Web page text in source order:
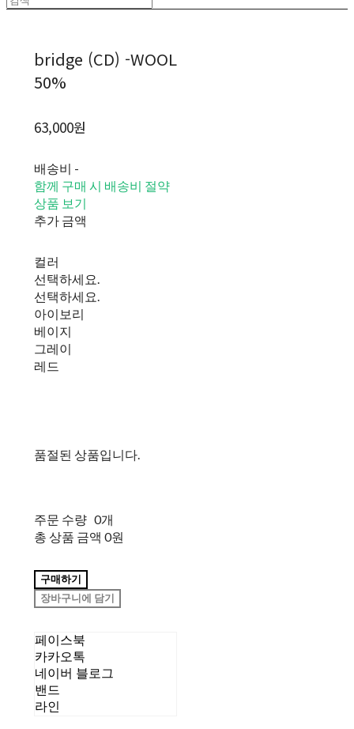
bridge (CD) -WOOL
50%
63,000원
배송비 -
함께 구매 시 배송비 절약
상품 보기
추가 금액
컬러
선택하세요.
선택하세요.
아이보리
베이지
그레이
레드
품절된 상품입니다.
주문 수량 0개
총 상품 금액 0원
구매하기
장바구니에 담기
페이스북
카카오톡
네이버 블로그
밴드
라인